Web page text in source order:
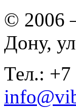
© 2006
Дону,
Тел.: